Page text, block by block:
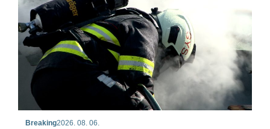
Breaking2026. 08. 06.